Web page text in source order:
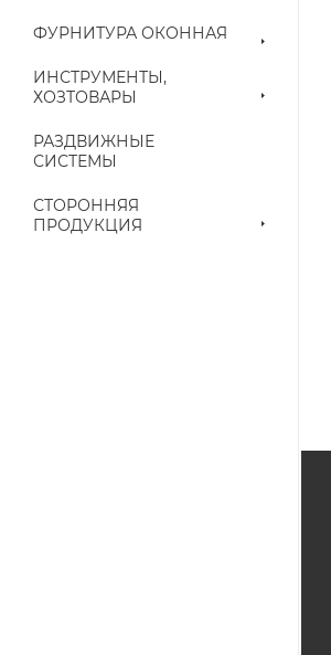
ФУРНИТУРА ОКОННАЯ
ИНСТРУМЕНТЫ,
ХОЗТОВАРЫ
РАЗДВИЖНЫЕ
СИСТЕМЫ
СТОРОННЯЯ
ПРОДУКЦИЯ